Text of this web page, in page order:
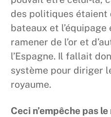
des politiques étaient
bateaux et
ramener de l’or et
l’Espagne. Il fallait
système pour diriger
royaume.
Ceci n’empêche pas